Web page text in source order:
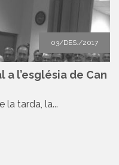
03/DES./2017
a l’església de Can
la tarda, la...